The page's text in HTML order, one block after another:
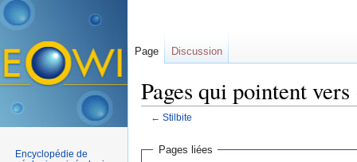
Pages qui pointent
← Stilbite
Pages liées
Page Discussion
Encyclopédie de